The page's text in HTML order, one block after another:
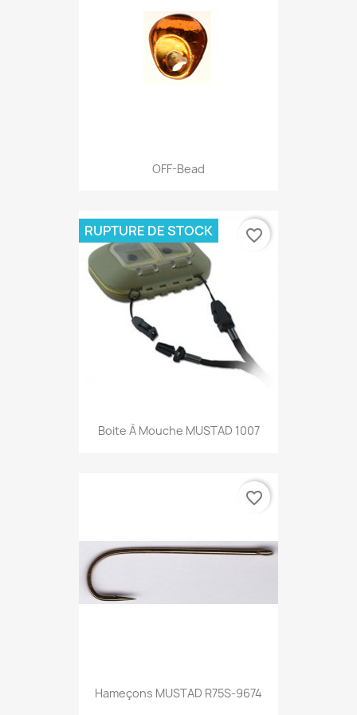
OFF-Bead
Boite À Mouche MUSTAD 1007
RUPTURE DE STOCK favorite_border
Hameçons MUSTAD R75S-9674
favorite_border